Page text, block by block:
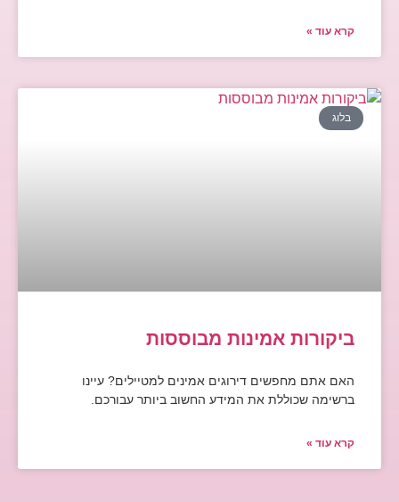
קרא עוד »
בלוג
ביקורות אמינות מבוססות
האם אתם מחפשים דירוגים אמינים למטיילים? עיינו
ברשימה שכוללת את המידע החשוב ביותר עבורכם.
קרא עוד »